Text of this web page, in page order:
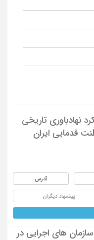
نهادباوری تاریخی
قدمایی ایران
آدرس
پیشنهاد دیگران
های اجرایی در